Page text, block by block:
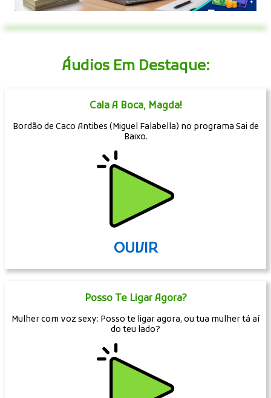
Áudios Em Destaque:
Cala A Boca, Magda!
Bordão de Caco Antibes (Miguel Falabella) no programa Sai de
Baixo.
OUVIR
Posso Te Ligar Agora?
Mulher com voz sexy: Posso te ligar agora, ou tua mulher tá aí
do teu lado?